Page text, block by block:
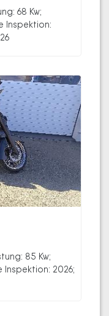
68 Kw;
Inspektion:
85 Kw;
Inspektion: 2026;